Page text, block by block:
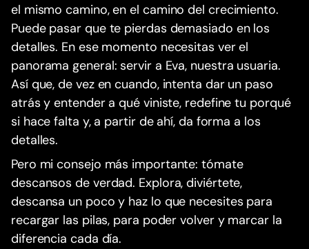
el mismo camino, en el camino del crecimiento.
Puede pasar que te pierdas demasiado en los
detalles. En ese momento necesitas ver el
panorama general: servir a Eva, nuestra usuaria.
Así que, de vez en cuando, intenta dar un paso
atrás y entender a qué viniste, redefine tu porqué
si hace falta y, a partir de ahí, da forma a los
detalles.
Pero mi consejo más importante: tómate
descansos de verdad. Explora, diviértete,
descansa un poco y haz lo que necesites para
recargar las pilas, para poder volver y marcar la
diferencia cada día.